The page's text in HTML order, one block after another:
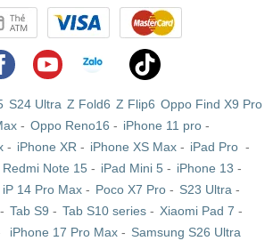
S24 Ultra Z Fold6 Z Flip6 Oppo Find X9 Pro
- Oppo Reno16 - iPhone 11 pro-
- iPhone XR- iPhone XS Max- iPad Pro -
Redmi Note 15 - iPad Mini 5 - iPhone 13 -
iP 14 Pro Max - Poco X7 Pro - S23 Ultra -
- Tab S9 - Tab S10 series - Xiaomi Pad 7 -
iPhone 17 Pro Max- Samsung S26 Ultra